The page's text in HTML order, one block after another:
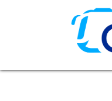
O